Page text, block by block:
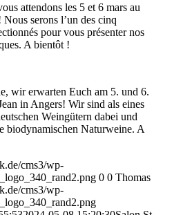
attendons les 5 et 6 mars au
serons l’un des cinq
pour vous présenter nos
A bientôt !
erwarten Euch am 5. und 6.
in Angers! Wir sind als eines
Weingütern dabei und
biodynamischen Naturweine. A
cms3/wp-
0 0 Thomas
cms3/wp-